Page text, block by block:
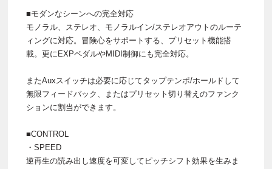
■モダンなシーンへの完全対応
モノラル、ステレオ、モノラルイン/ステレオアウトのルーテ
ィングに対応。冒険心をサポートする、プリセット機能搭
載。更にEXPペダルやMIDI制御にも完全対応。
またAuxスイッチは必要に応じてタップテンポ/ホールドして
無限フィードバック、またはプリセット切り替えのファンク
ションに割当ができます。
■CONTROL
・SPEED
逆再生の読み出し速度を可変してピッチシフト効果を生みま